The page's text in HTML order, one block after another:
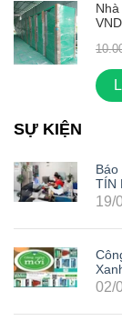
VND
SỰ KIỆN
TÍN
19/
02/